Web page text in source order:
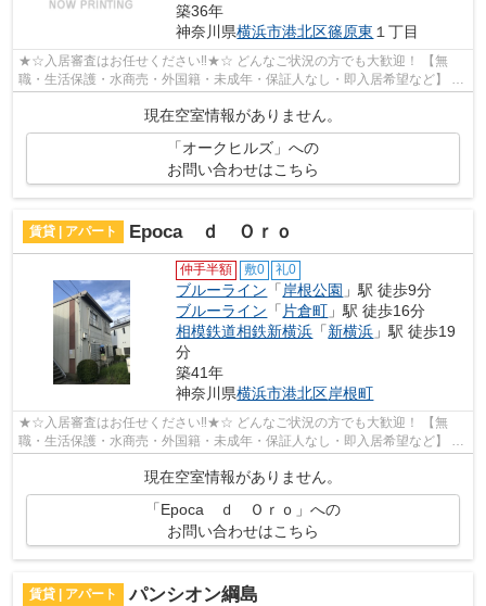
築36年
神奈川県横浜市港北区篠原東 １丁目
★☆入居審査はお任せください‼★☆ どんなご状況の方でも大歓迎！ 【無
職・生活保護・水商売・外国籍・未成年・保証人なし・即入居希望など】 ネ
ット非公開の物件からもお探し致します‼ ...
現在空室情報がありません。
「オークヒルズ」への
お問い合わせはこちら
賃貸 | アパート Epoca ｄ Ｏｒｏ
仲手半額 敷0 礼0
ブルーライン 「岸根公園 」駅 徒歩9分
ブルーライン 「 片倉町 」駅 徒歩16分
相模鉄道相鉄新横浜 「新横浜 」駅 徒歩19
分
築41年
神奈川県横浜市港北区岸根町
★☆入居審査はお任せください‼★☆ どんなご状況の方でも大歓迎！ 【無
職・生活保護・水商売・外国籍・未成年・保証人なし・即入居希望など】 ネ
現在空室情報がありません。
「Epoca ｄ Ｏｒｏ」への
お問い合わせはこちら
賃貸 | アパート パンシオン綱島